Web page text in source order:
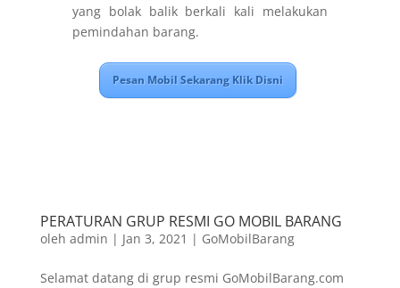
yang bolak balik berkali kali melakukan
pemindahan barang.
Pesan Mobil Sekarang Klik Disni
PERATURAN GRUP RESMI GO MOBIL BARANG
oleh admin | Jan 3, 2021 | GoMobilBarang
Selamat datang di grup resmi GoMobilBarang.com